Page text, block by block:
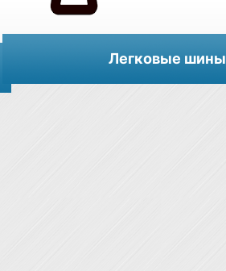
Легковые шины